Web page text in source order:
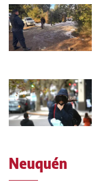
Neuquén